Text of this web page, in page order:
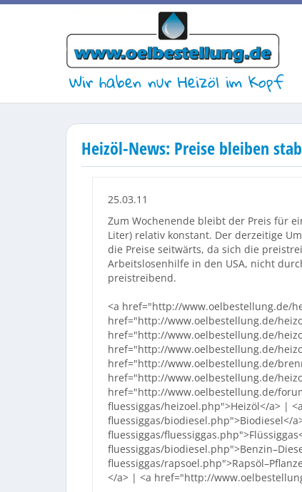
Wir haben nur Heizöl im Kopf
Heizöl-News: Preise bleiben
25.03.11
Zum Wochenende bleibt der Preis für
Liter) relativ konstant. Der derzeitige
die Preise seitwärts, da sich die
Arbeitslosenhilfe in den USA, nicht
preistreibend.
<a href="http://www.oelbestellung.de/
href="http://www.oelbestellung.de/
href="http://www.oelbestellung.de/
href="http://www.oelbestellung.de/
href="http://www.oelbestellung.de/
href="http://www.oelbestellung.de/
href="http://www.oelbestellung.de/
fluessiggas/heizoel.php">Heizöl</a> |
fluessiggas/biodiesel.php">Biodiesel</
fluessiggas/
fluessiggas/
fluessiggas/
</a> | <a href="http://